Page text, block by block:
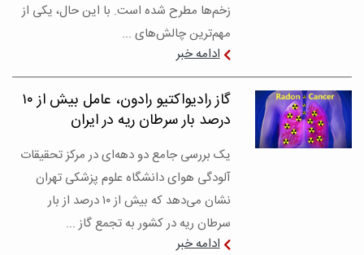
زخم‌ها مطرح شده است. با این حال، یکی از
مهم‌ترین چالش‌های ...
ادامه خبر
گاز رادیواکتیو رادون، عامل بیش از ۱۰
درصد بار سرطان ریه در ایران
یک بررسی جامع دو دهه‌ای در مرکز تحقیقات
آلودگی هوای دانشگاه علوم پزشکی تهران
نشان می‌دهد که بیش از ۱۰ درصد از بار
سرطان ریه در کشور به تجمع گاز ...
ادامه خبر